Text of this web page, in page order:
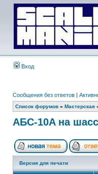
Вход
Сообщения без ответов |
Список форумов » Мастерская
AБС-10A на
Версия для печати